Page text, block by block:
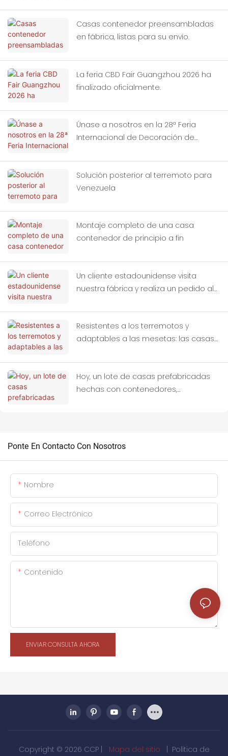
Casas contenedor preensambladas
en fábrica, listas para su envío.
La feria CBD Fair Guangzhou 2026 ha
finalizado oficialmente.
Únase a nosotros en la 28ª Feria
Internacional de Decoración de
Solución posterior al terremoto para
Venezuela
Montaje completo de una casa
contenedor de principio a fin
Un cliente estadounidense visita
nuestra fábrica y realiza un pedido al
Resistentes a los terremotos y
adaptables a las mesetas: las casas
para zonas afectadas por terremotos.
Hoy, un lote de casas prefabricadas
hechas con contenedores,
Ponte En Contacto Con Nosotros
Nombre
Correo Electrónico
Teléfono
Contenido
ENVIAR CONSULTA AHORA
Copyright © 2026 CCP | Mapa del sitio | Política de